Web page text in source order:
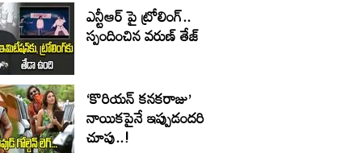
ఎన్టీఆర్ పై ట్రోలింగ్..
స్పందించిన వరుణ్ తేజ్
‘కొరియన్ కనకరాజు’
నాయికపైనే ఇప్పుడందరి
చూపు..!